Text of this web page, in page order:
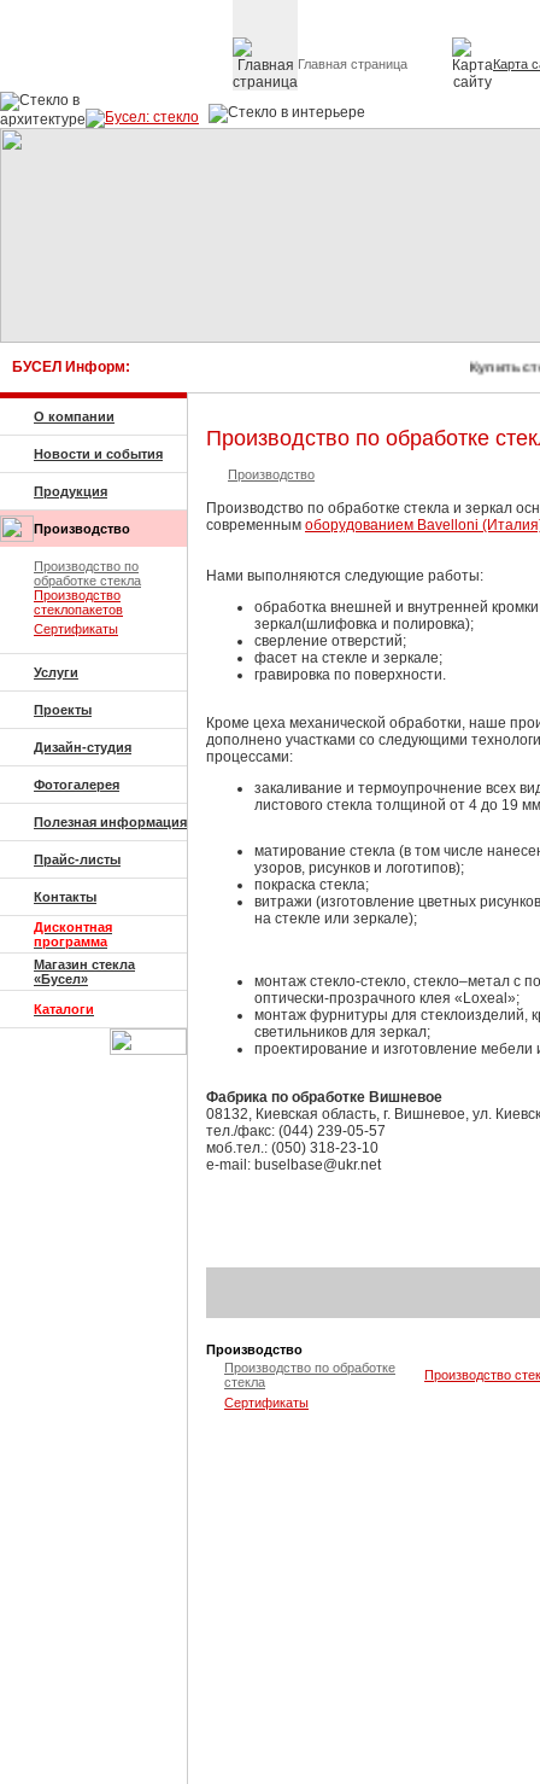
Главная страница Карта
БУСЕЛ Информ: Купить
О компании
Новости и события
Продукция
Производство
Производство по
обработке стекла
Производство
стеклопакетов
Сертификаты
Услуги
Проекты
Дизайн-студия
Фотогалерея
Полезная информация
Прайс-листы
Контакты
Дисконтная
программа
Магазин стекла
«Бусел»
Каталоги
Производство по обработке
Производство
Производство по обработке стекла и зеркал
современным оборудованием Bavelloni
Нами выполняются следующие работы:
обработка внешней и внутренней кромки
зеркал(шлифовка и полировка);
сверление отверстий;
фасет на стекле и зеркале;
гравировка по поверхности.
Кроме цеха механической обработки, наше
дополнено участками со следующими
процессами:
закаливание и термоупрочнение всех
листового стекла толщиной от 4 до 19
матирование стекла (в том числе
узоров, рисунков и логотипов);
покраска стекла;
витражи (изготовление цветных
на стекле или зеркале);
монтаж стекло-стекло, стекло–метал с
оптически-прозрачного клея «Loxeal»;
монтаж фурнитуры для стеклоизделий,
светильников для зеркал;
проектирование и изготовление мебели
Фабрика по обработке Вишневое
08132, Киевская область, г. Вишневое, ул.
тел./факс: (044) 239-05-57
моб.тел.: (050) 318-23-10
e-mail: buselbase@ukr.net
Производство
Производство по обработке
стекла
Производство
Сертификаты